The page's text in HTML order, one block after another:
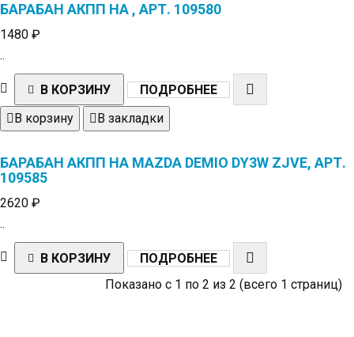
БАРАБАН АКПП НА , АРТ. 109580
1480 ₽
..
В КОРЗИНУ
ПОДРОБНЕЕ
В корзину
В закладки
БАРАБАН АКПП НА MAZDA DEMIO DY3W ZJVE, АРТ.
109585
2620 ₽
..
В КОРЗИНУ
ПОДРОБНЕЕ
Показано с 1 по 2 из 2 (всего 1 страниц)